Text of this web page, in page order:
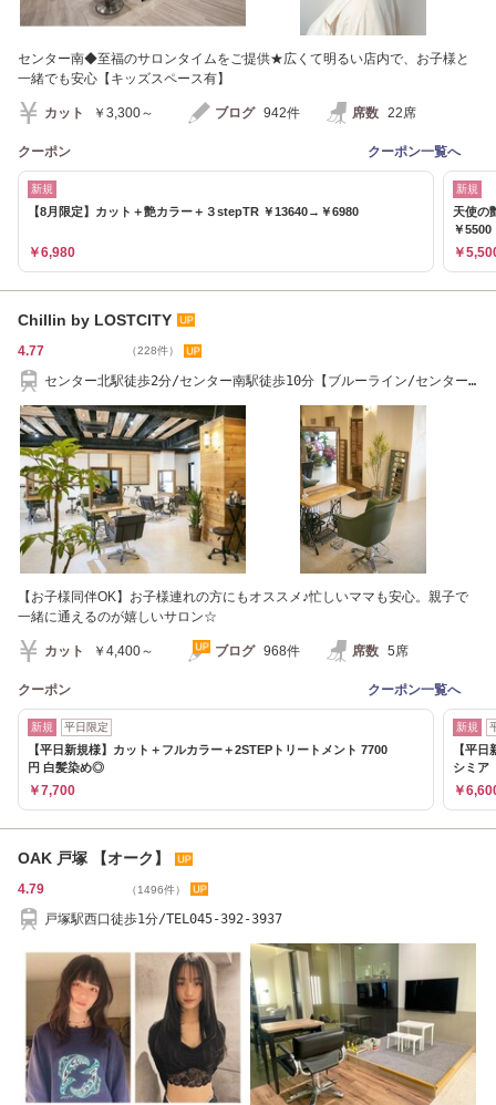
センター南◆至福のサロンタイムをご提供★広くて明るい店内で、お子様と
一緒でも安心【キッズスペース有】
カット ￥3,300～ ブログ 942件 席数 22席
クーポン クーポン一覧へ
新規
【8月限定】カット＋艶カラー＋３stepTR ￥13640→￥6980
￥6,980
新規
天使の
￥5500
￥
Chillin by LOSTCITY
4.77 （228件）
センター北駅徒歩2分/センター南駅徒歩10分【ブルーライン/センター
【お子様同伴OK】お子様連れの方にもオススメ♪忙しいママも安心。親子で
一緒に通えるのが嬉しいサロン☆
カット ￥4,400～ ブログ 968件 席数 5席
クーポン クーポン一覧へ
新規 平日限定
【平日新規様】カット＋フルカラー＋2STEPトリートメント 7700
円 白髪染め◎
￥7,700
新規
【平
シミ
￥
OAK 戸塚 【オーク】
4.79 （1496件）
戸塚駅西口徒歩1分/TEL045-392-3937